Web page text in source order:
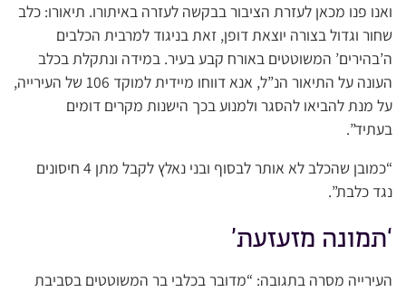
ואנו פנו מכאן לעזרת הציבור בבקשה לעזרה באיתורו. תיאורו: כלב
שחור וגדול בצורה יוצאת דופן, זאת בניגוד למרבית הכלבים
ה’בהירים’ המשוטטים באורח קבע בעיר. במידה ונתקלת בכלב
העונה על התיאור הנ”ל, אנא דווחו מיידית למוקד 106 של העירייה,
על מנת להביאו להסגר ולמנוע בכך הישנות מקרים דומים
בעתיד”.
“כמובן שהכלב לא אותר לבסוף ובני נאלץ לקבל מתן 4 חיסונים
נגד כלבת”.
‘תמונה מזעזעת’
העירייה מסרה בתגובה: “מדובר בכלבי בר המשוטטים בסביבת